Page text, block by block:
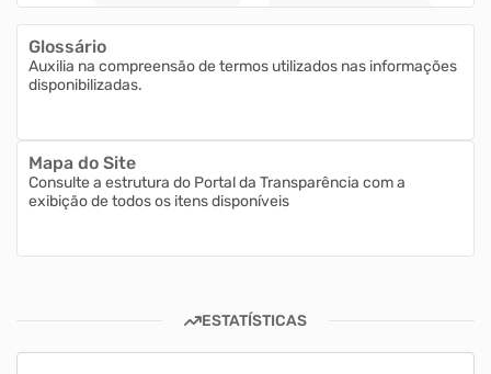
Glossário
Auxilia na compreensão de termos utilizados nas informações
disponibilizadas.
Mapa do Site
Consulte a estrutura do Portal da Transparência com a
exibição de todos os itens disponíveis
ESTATÍSTICAS